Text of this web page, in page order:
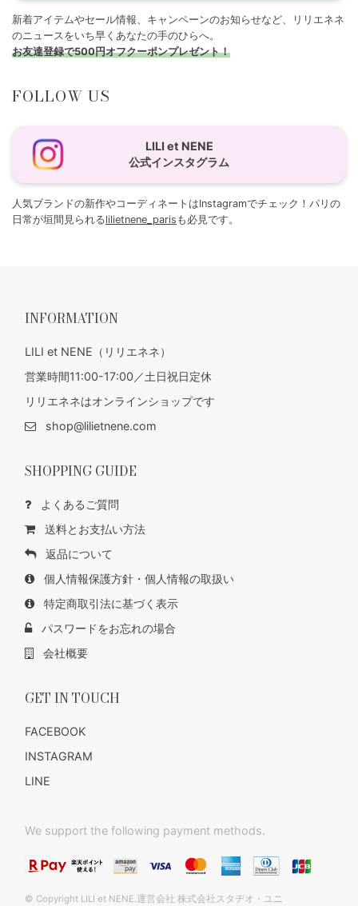
新着アイテムやセール情報、キャンペーンのお知らせなど、リリエネネ
のニュースをいち早くあなたの手のひらへ。
お友達登録で500円オフクーポンプレゼント！
FOLLOW US
LILI et NENE
公式インスタグラム
人気ブランドの新作やコーディネートはInstagramでチェック！パリの
日常が垣間見られるlilietnene_paris も必見です。
INFORMATION
LILI et NENE（リリエネネ）
営業時間11:00-17:00／土日祝日定休
リリエネネはオンラインショップです
shop@lilietnene.com
SHOPPING GUIDE
よくあるご質問
送料とお支払い方法
返品について
個人情報保護方針・個人情報の取扱い
特定商取引法に基づく表示
パスワードをお忘れの場合
会社概要
GET IN TOUCH
FACEBOOK
INSTAGRAM
LINE
We support the following payment methods.
© Copyright LILI et NENE.運営会社 株式会社スタヂオ・ユニ